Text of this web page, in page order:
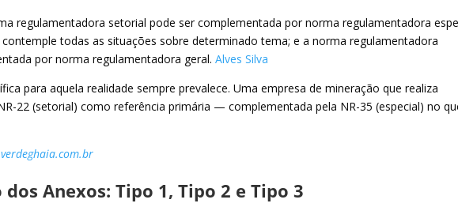
regulamentadora setorial pode ser complementada por norma regulamentadora
todas as situações sobre determinado tema; e a norma regulamentadora
por norma regulamentadora geral. Alves Silva
para aquela realidade sempre prevalece. Uma empresa de mineração que realiza
22 (setorial) como referência primária — complementada pela NR-35 (especial) no
verdeghaia.com.br
dos Anexos: Tipo 1, Tipo 2 e Tipo 3